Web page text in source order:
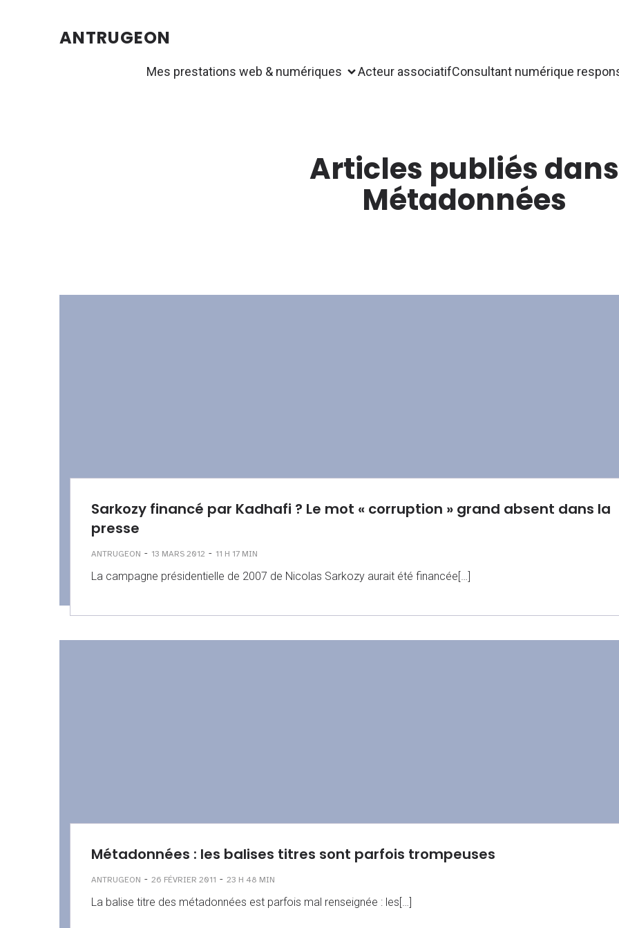
ANTRUGEON
Mes prestations web & numériques Acteur associatifConsultant numérique
Articles publiés dans
Métadonnées
Sarkozy financé par Kadhafi ? Le mot « corruption » grand absent dans la
presse
ANTRUGEON - 13 MARS 2012 - 11 H 17 MIN
La campagne présidentielle de 2007 de Nicolas Sarkozy aurait été financée[…]
Métadonnées : les balises titres sont parfois trompeuses
ANTRUGEON - 26 FÉVRIER 2011 - 23 H 48 MIN
La balise titre des métadonnées est parfois mal renseignée : les[…]